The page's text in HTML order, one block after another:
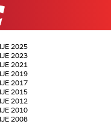
2025
2023
2021
2019
2017
2015
2012
2010
2008